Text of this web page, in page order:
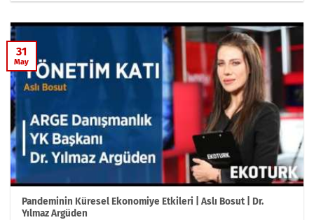
Pandeminin Küresel Ekonomiye Etkileri | Aslı Bosut | Dr.
Yılmaz Argüden
31
May